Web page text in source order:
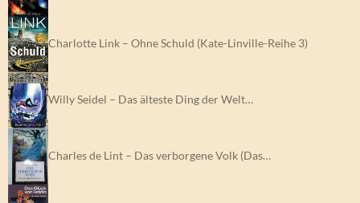
Charlotte Link – Ohne Schuld (Kate-Linville-Reihe 3)
Willy Seidel – Das älteste Ding der Welt…
Charles de Lint – Das verborgene Volk (Das…